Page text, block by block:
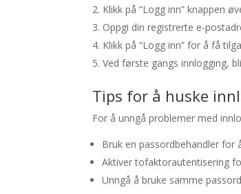
Klikk på “Logg inn” knappen
Oppgi din registrerte e-
Klikk på “Logg inn” for å få
Ved første gangs innlogging,
Tips for å huske
For å unngå problemer med
Bruk en passordbehandler for
Aktiver tofaktorautentisering
Unngå å bruke samme